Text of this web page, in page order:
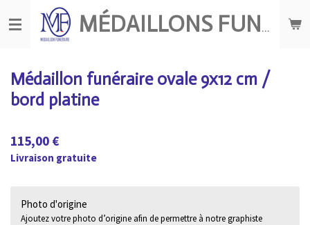
au
contenu
MÉDAILLONS FUNÉRAIRES
Médaillon funéraire ovale 9x12 cm /
bord platine
115,00 €
Livraison gratuite
Photo d'origine
Ajoutez votre photo d’origine afin de permettre à notre graphiste